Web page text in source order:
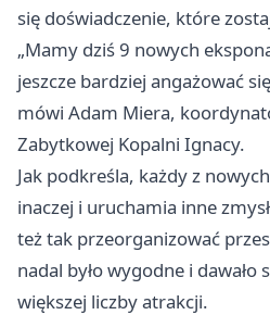
się doświadczenie, które
„Mamy dziś 9 nowych
jeszcze bardziej angażować
mówi Adam Miera,
Zabytkowej Kopalni Ignacy.
Jak podkreśla, każdy z
inaczej i uruchamia inne
też tak przeorganizować
nadal było wygodne i
większej liczby atrakcji.